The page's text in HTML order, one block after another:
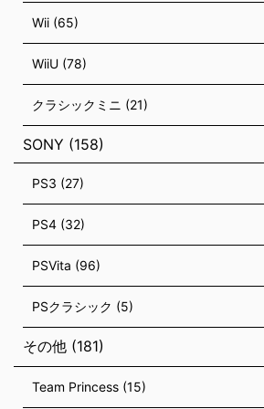
Wii (65)
WiiU (78)
クラシックミニ (21)
SONY (158)
PS3 (27)
PS4 (32)
PSVita (96)
PSクラシック (5)
その他 (181)
Team Princess (15)